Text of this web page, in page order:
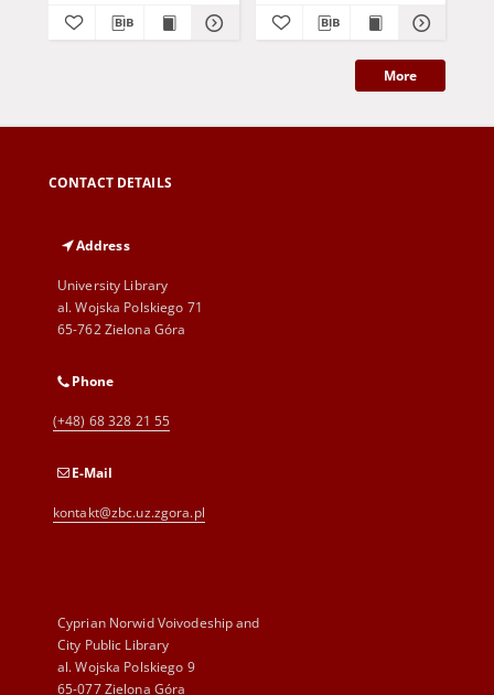
międzykulturowej w
języku polskim,
More
CONTACT DETAILS
Address
University Library
al. Wojska Polskiego 71
65-762 Zielona Góra
Phone
(+48) 68 328 21 55
E-Mail
kontakt@zbc.uz.zgora.pl
Cyprian Norwid Voivodeship and
City Public Library
al. Wojska Polskiego 9
65-077 Zielona Góra